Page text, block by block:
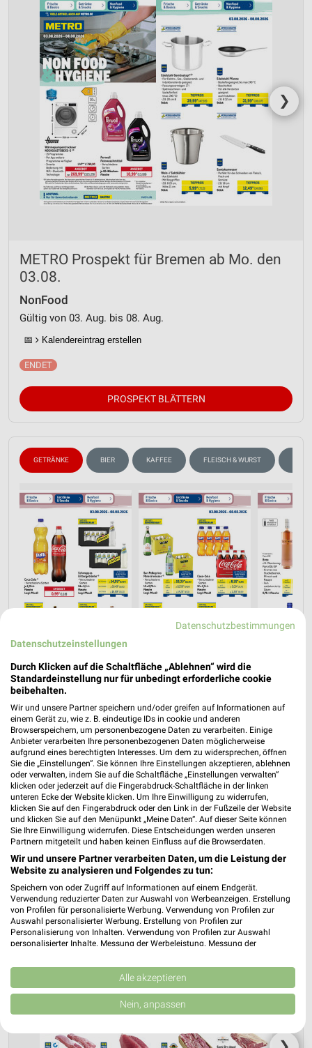
❯
METRO Prospekt für Bremen ab Mo. den
03.08.
NonFood
Gültig von 03. Aug. bis 08. Aug.
📅 Kalendereintrag erstellen
PROSPEKT BLÄTTERN
GETRÄNKE BIER KAFFEE FLEISCH & WURST
Jetzt alle "Getränke" Themen entdecken!
Nächste Filiale
METRO Bremen
Neuenlander Straße 111
28201 Bremen
Heute 07:00 - 20:00 Uhr |
Geöffnet
314,96 km • Angebote: 6 Prospekte
Datenschutzbestimmungen
Datenschutzeinstellungen
Durch Klicken auf die Schaltfläche „Ablehnen“ wird die
Standardeinstellung nur für unbedingt erforderliche cookie
beibehalten.
Wir und unsere Partner speichern und/oder greifen auf Informationen auf
einem Gerät zu, wie z. B. eindeutige IDs in cookie und anderen
Browserspeichern, um personenbezogene Daten zu verarbeiten. Einige
Anbieter verarbeiten Ihre personenbezogenen Daten möglicherweise
aufgrund eines berechtigten Interesses. Um dem zu widersprechen, öffnen
Sie die „Einstellungen“. Sie können Ihre Einstellungen akzeptieren, ablehnen
oder verwalten, indem Sie auf die Schaltfläche „Einstellungen verwalten“
klicken oder jederzeit auf die Fingerabdruck-Schaltfläche in der linken
unteren Ecke der Website klicken. Um Ihre Einwilligung zu widerrufen,
klicken Sie auf den Fingerabdruck oder den Link in der Fußzeile der Website
und klicken Sie auf den Menüpunkt „Meine Daten“. Auf dieser Seite können
Sie Ihre Einwilligung widerrufen. Diese Entscheidungen werden unseren
Partnern mitgeteilt und haben keinen Einfluss auf die Browserdaten.
Wir und unsere Partner verarbeiten Daten, um die Leistung der
Website zu analysieren und Folgendes zu tun:
Speichern von oder Zugriff auf Informationen auf einem Endgerät.
Verwendung reduzierter Daten zur Auswahl von Werbeanzeigen. Erstellung
von Profilen für personalisierte Werbung. Verwendung von Profilen zur
Auswahl personalisierter Werbung. Erstellung von Profilen zur
Personalisierung von Inhalten. Verwendung von Profilen zur Auswahl
personalisierter Inhalte. Messung der Werbeleistung. Messung der
Kombinationen von Daten aus verschiedenen Quellen. Entwicklung und
Verbesserung der Angebote. Verwendung reduzierter Daten zur Auswahl
von Inhalten.
Daten können außerhalb der Europäischen Union weitergegeben und in die
USA gesendet werden.
Website/App.
Alle akzeptieren
Nein, anpassen